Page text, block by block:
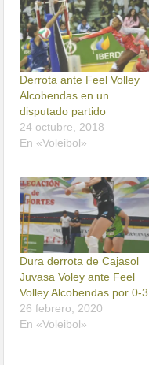
Derrota ante Feel Volley
Alcobendas en un
disputado partido
24 octubre, 2018
En «Voleibol»
Dura derrota de Cajasol
Juvasa Voley ante Feel
Volley Alcobendas por 0-3
26 febrero, 2020
En «Voleibol»